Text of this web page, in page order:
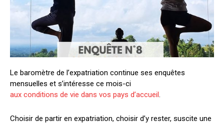
Le baromètre de l’expatriation continue ses enquêtes
mensuelles et s’intéresse ce mois-ci
aux conditions de vie dans vos pays d’accueil.
Choisir de partir en expatriation, choisir d’y rester, suscite une